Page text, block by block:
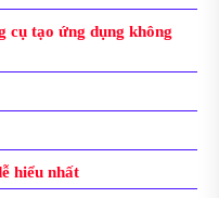
cụ tạo ứng dụng không
hiểu nhất